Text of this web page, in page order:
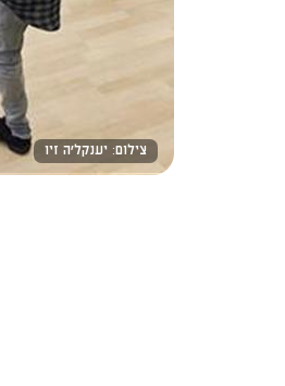
צילום: יענקל'ה זיו